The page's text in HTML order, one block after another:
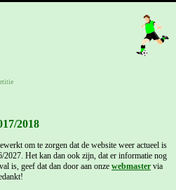
2018
om te zorgen dat de website weer actueel is
2027. Het kan dan ook zijn, dat er informatie nog
is, geef dat dan door aan onze webmaster via